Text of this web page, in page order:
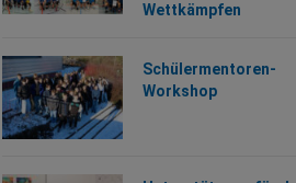
Wettkämpfen
Schülermentoren-
Workshop